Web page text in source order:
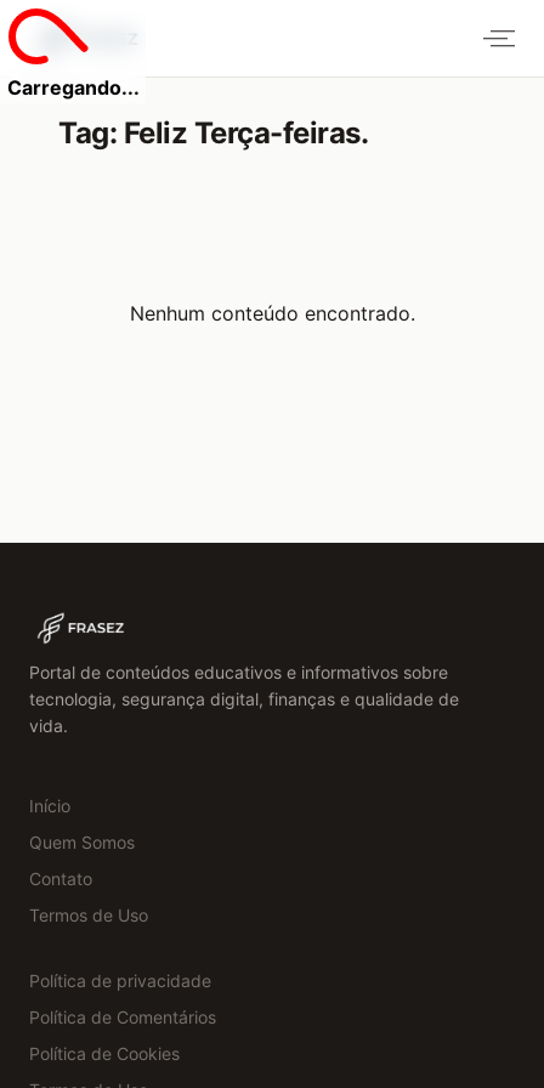
Carregando...
Tag: Feliz Terça-feiras.
Nenhum conteúdo encontrado.
Portal de conteúdos educativos e informativos sobre
tecnologia, segurança digital, finanças e qualidade de
vida.
Início
Quem Somos
Contato
Termos de Uso
Política de privacidade
Política de Comentários
Política de Cookies